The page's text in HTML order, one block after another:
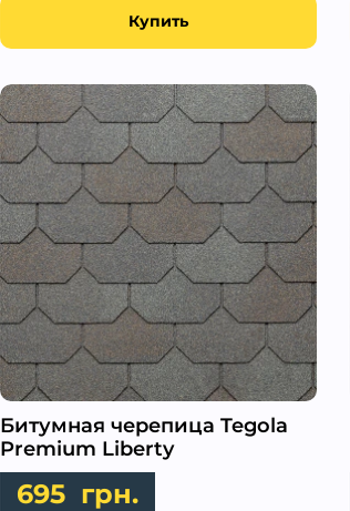
Купить
Битумная черепица Tegola
Premium Liberty
695 грн.